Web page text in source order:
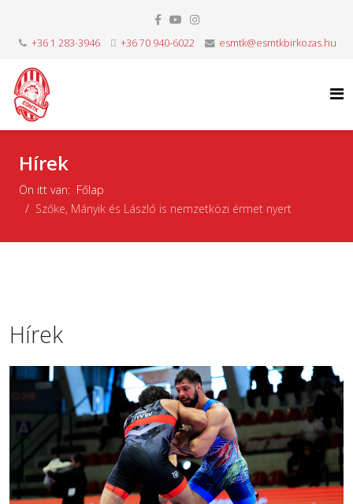
+36 1 283-3946 +36 70 940-6022 esmtk@esmtkbirkozas.hu
Hírek
Ön itt van: Főlap
Szőke, Mányik és László is nemzetközi érmet nyert
Hírek